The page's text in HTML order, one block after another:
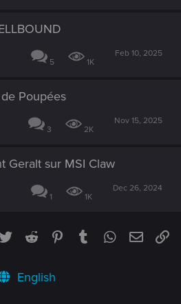
5 1K
Feb 10, 2025
Poupées
3 2K
Nov 15, 2025
Geralt sur MSI Claw
1 1K
Dec 26, 2024
TwitterReddit PinterestTumblrWhatsApp
Email
English